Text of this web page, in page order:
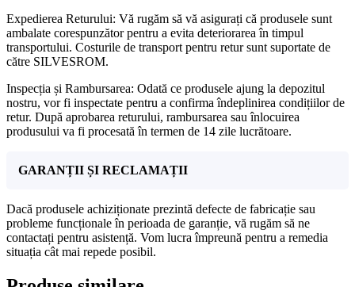
Expedierea Returului: Vă rugăm să vă asigurați că produsele sunt
ambalate corespunzător pentru a evita deteriorarea în timpul
transportului. Costurile de transport pentru retur sunt suportate de
către SILVESROM.
Inspecția și Rambursarea: Odată ce produsele ajung la depozitul
nostru, vor fi inspectate pentru a confirma îndeplinirea condițiilor de
retur. După aprobarea returului, rambursarea sau înlocuirea
produsului va fi procesată în termen de 14 zile lucrătoare.
GARANȚII ȘI RECLAMAȚII
Dacă produsele achiziționate prezintă defecte de fabricație sau
probleme funcționale în perioada de garanție, vă rugăm să ne
contactați pentru asistență. Vom lucra împreună pentru a remedia
situația cât mai repede posibil.